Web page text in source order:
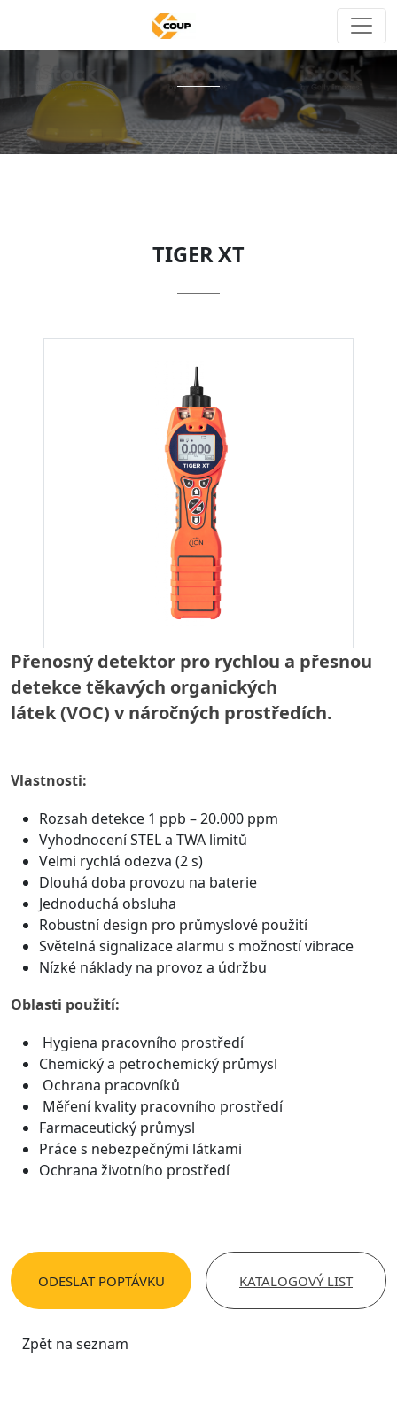
TIGER XT
Přenosný detektor pro rychlou a přesnou
detekce těkavých organických
látek (VOC) v náročných prostředích.
Vlastnosti:
Rozsah detekce 1 ppb – 20.000 ppm
Vyhodnocení STEL a TWA limitů
Velmi rychlá odezva (2 s)
Dlouhá doba provozu na baterie
Jednoduchá obsluha
Robustní design pro průmyslové použití
Světelná signalizace alarmu s možností vibrace
Nízké náklady na provoz a údržbu
Oblasti použití:
Hygiena pracovního prostředí
Chemický a petrochemický průmysl
Ochrana pracovníků
Měření kvality pracovního prostředí
Farmaceutický průmysl
Práce s nebezpečnými látkami
Ochrana životního prostředí
ODESLAT POPTÁVKU KATALOGOVÝ LIST